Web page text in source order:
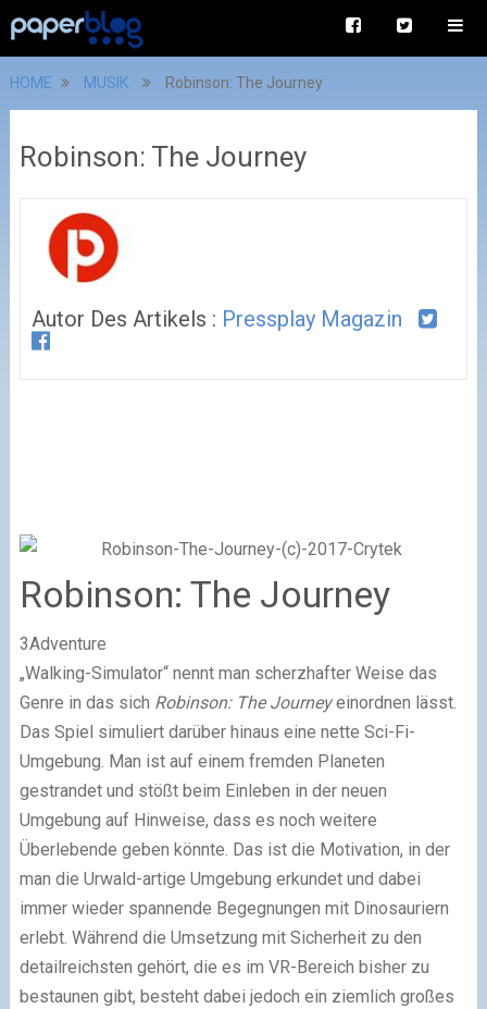
HOME MUSIK Robinson: The Journey
Robinson: The Journey
Autor Des Artikels : Pressplay Magazin
Robinson: The Journey
3Adventure
„Walking-Simulator“ nennt man scherzhafter Weise das
Genre in das sich Robinson: The Journeyeinordnen lässt.
Das Spiel simuliert darüber hinaus eine nette Sci-Fi-
Umgebung. Man ist auf einem fremden Planeten
gestrandet und stößt beim Einleben in der neuen
Umgebung auf Hinweise, dass es noch weitere
Überlebende geben könnte. Das ist die Motivation, in der
man die Urwald-artige Umgebung erkundet und dabei
immer wieder spannende Begegnungen mit Dinosauriern
erlebt. Während die Umsetzung mit Sicherheit zu den
detailreichsten gehört, die es im VR-Bereich bisher zu
bestaunen gibt, besteht dabei jedoch ein ziemlich großes